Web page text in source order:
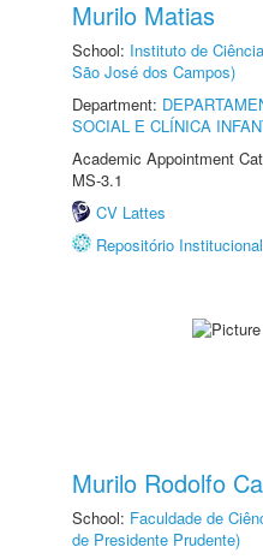
Murilo Matias
School: Instituto de
São José dos Campos)
Department:
SOCIAL E CLÍNICA
Academic Appointment
MS-3.1
CV Lattes
Repositório
Murilo Rodolfo
School: Faculdade de
de Presidente Prudente)